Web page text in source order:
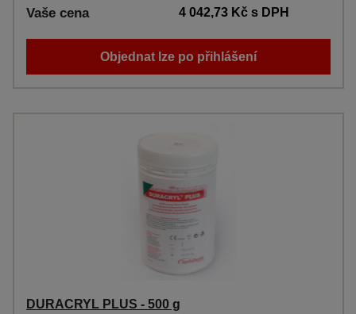
Vaše cena 4 042,73 Kčs DPH
Objednat lze po přihlášení
DURACRYL PLUS - 500 g